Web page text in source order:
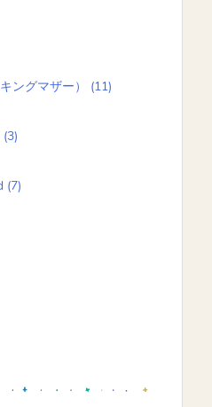
ングマザー） (11)
(3)
(7)